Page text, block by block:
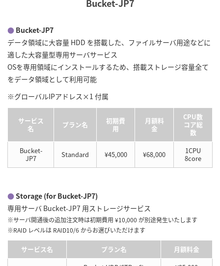
Bucket-JP7
● Bucket-JP7
データ領域に大容量 HDD を搭載した、ファイルサーバ用途などに
適した大容量型専用サーバサービス
OSを専用領域にインストールするため、搭載ストレージ容量全て
をデータ領域として利用可能
※グローバルIPアドレス×1 付属
サービス
名
プラン名
初期費
用
月額料
金
CPU数
コア総
数
Bucket-
JP7
Standard ¥45,000 ¥68,000
1CPU
8core
●Storage (for Bucket-JP7)
専用サーバ Bucket-JP7 用ストレージサービス
※サーバ開通後の追加注文時は初期費用 ¥10,000 が別途発生いたします
※RAID レベルは RAID10/6 からお選びいただけます
サービス名 プラン名
月額料金